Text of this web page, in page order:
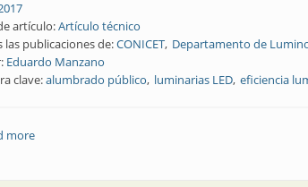
artículo:Artículo técnico
las publicaciones de:CONICET Departamento de
Eduardo Manzano
clave:alumbrado público luminarias LED eficiencia
moreabout Artículo técnico | Eficiencia y